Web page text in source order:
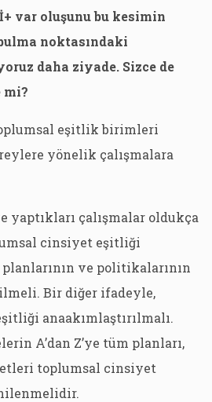
var oluşunu bu kesimin
noktasındaki
daha ziyade. Sizce de
mi?
eşitlik birimleri
yönelik çalışmalara
yaptıkları çalışmalar oldukça
cinsiyet eşitliği
ve politikalarının
Bir diğer ifadeyle,
anaakımlaştırılmalı.
A’dan Z’ye tüm planları,
toplumsal cinsiyet